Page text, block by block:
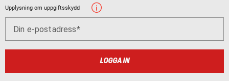
Upplysning om uppgiftsskydd
Din e-postadress
LOGGA IN